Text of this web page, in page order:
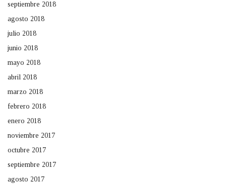
septiembre 2018
agosto 2018
julio 2018
junio 2018
mayo 2018
abril 2018
marzo 2018
febrero 2018
enero 2018
noviembre 2017
octubre 2017
septiembre 2017
agosto 2017